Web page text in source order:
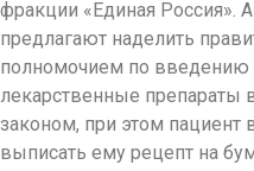
фракции «Единая Россия».
предлагают наделить
полномочием по введению
лекарственные препараты
законом, при этом пациент
выписать ему рецепт на